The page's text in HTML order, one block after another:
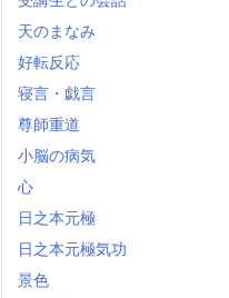
天のまなみ
好転反応
寝言・戯言
尊師重道
小脳の病気
心
日之本元極
日之本元極気功
景色